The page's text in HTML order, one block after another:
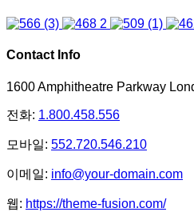
Contact Info
1600 Amphitheatre Parkway
전화: 1.800.458.556
모바일: 552.720.546.210
이메일: info@your-domain.com
웹: https://theme-fusion.com/